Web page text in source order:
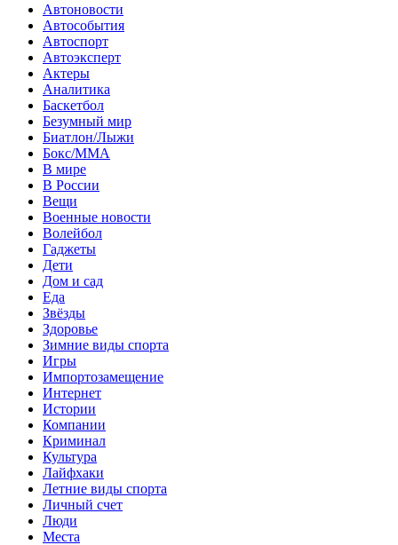
Автоновости
Автособытия
Автоспорт
Автоэксперт
Актеры
Аналитика
Баскетбол
Безумный мир
Биатлон/Лыжи
Бокс/MMA
В мире
В России
Вещи
Военные новости
Волейбол
Гаджеты
Дети
Дом и сад
Еда
Звёзды
Здоровье
Зимние виды спорта
Игры
Импортозамещение
Интернет
Истории
Компании
Криминал
Культура
Лайфхаки
Летние виды спорта
Личный счет
Люди
Места